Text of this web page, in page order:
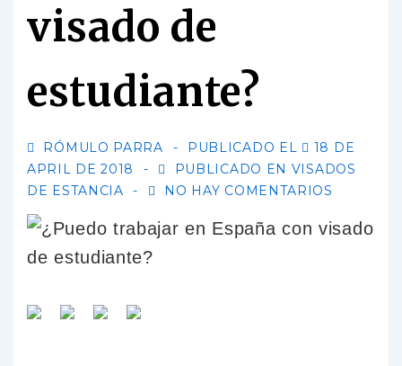
visado de
estudiante?
RÓMULO PARRA PUBLICADO EL
18 DE
APRIL DE 2018
PUBLICADO EN VISADOS
DE ESTANCIA
NO HAY COMENTARIOS